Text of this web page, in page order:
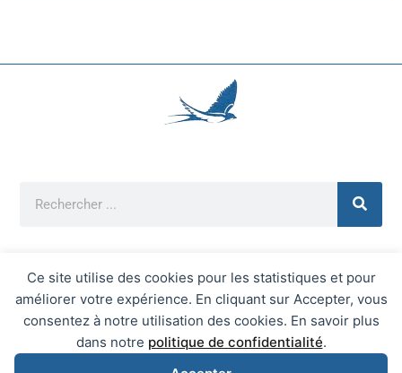
Ce site utilise des cookies pour les statistiques et pour
améliorer votre expérience. En cliquant sur Accepter, vous
consentez à notre utilisation des cookies. En savoir plus
dans notre politique de confidentialité.
Mentions Légales
Mairie d'Écrainville © 2026 Tous Droits Réservés